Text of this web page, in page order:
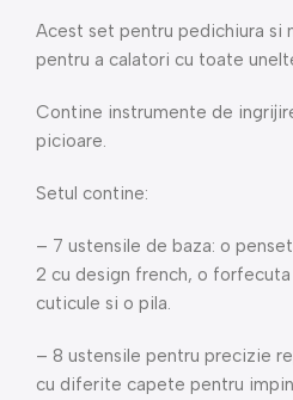
Acest set pentru pedichiura si
pentru a calatori cu toate
Contine instrumente de
picioare.
Setul contine:
– 7 ustensile de baza: o
2 cu design french, o
cuticule si o pila.
– 8 ustensile pentru precizie
cu diferite capete pentru